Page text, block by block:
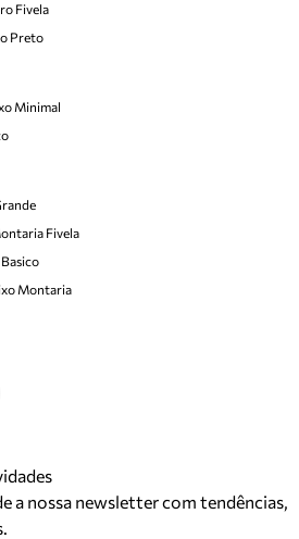
Fivela
Preto
Minimal
Fivela
Montaria
a nossa newsletter com tendências,